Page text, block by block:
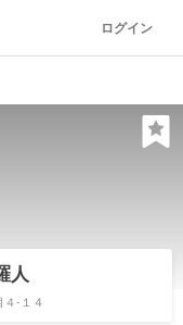
ログイン
人
-１４